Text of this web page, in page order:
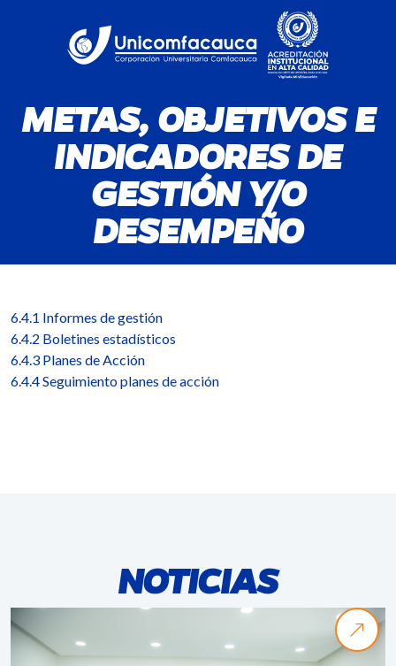
METAS, OBJETIVOS E
INDICADORES DE
GESTIÓN Y/O
DESEMPEÑO
6.4.1 Informes de gestión
6.4.2 Boletines estadísticos
6.4.3 Planes de Acción
6.4.4 Seguimiento planes de acción
NOTICIAS